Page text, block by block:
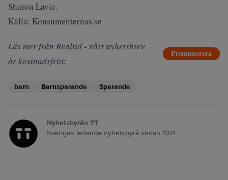
Sharon Lavie.
Källa: Konsumenternas.se
Läs mer från Realtid - vårt nyhetsbrev
är kostnadsfritt:
Prenumerera
barn Barnsparande Sparande
Nyhetsbyrån TT
Sveriges ledande nyhetsbyrå sedan 1921